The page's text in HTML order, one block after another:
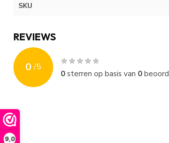
9,0
SKU
REVIEWS
0 /5
0sterren op basis van 0